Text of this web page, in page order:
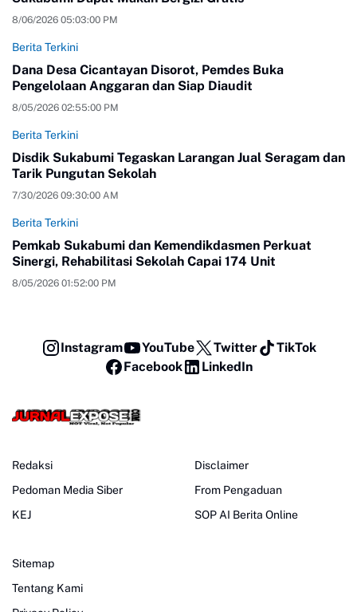
8/06/2026 05:03:00 PM
Berita Terkini
Dana Desa Cicantayan Disorot, Pemdes Buka
Pengelolaan Anggaran dan Siap Diaudit
8/05/2026 02:55:00 PM
Berita Terkini
Disdik Sukabumi Tegaskan Larangan Jual Seragam dan
Tarik Pungutan Sekolah
7/30/2026 09:30:00 AM
Berita Terkini
Pemkab Sukabumi dan Kemendikdasmen Perkuat
Sinergi, Rehabilitasi Sekolah Capai 174 Unit
8/05/2026 01:52:00 PM
Instagram YouTube Twitter
TikTok
Facebook
LinkedIn
Redaksi
Pedoman Media Siber
KEJ
Disclaimer
From Pengaduan
SOP AI Berita Online
Sitemap
Tentang Kami